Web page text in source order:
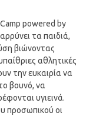
powered by
τα παιδιά,
βιώνοντας
αθλητικές
την ευκαιρία να
βουνό, να
υγιεινά.
προσωπικού οι